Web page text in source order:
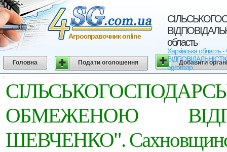
область
Харківська
ВIДПОВIДАЛЬНIСТЮ
agromap
Агросправочник online
Головна Подати оголошення Добавити
ОБМЕЖЕНОЮ
ШЕВЧЕНКО".